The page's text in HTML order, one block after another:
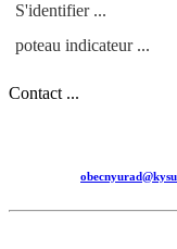
S'identifier ...
poteau indicateur ...
Contact ...